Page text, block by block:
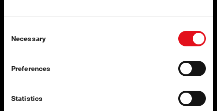
Selection
Necessary
Preferences
Statistics
Trucki siduriosadega, et kõigil toodetel oleks ühtlane